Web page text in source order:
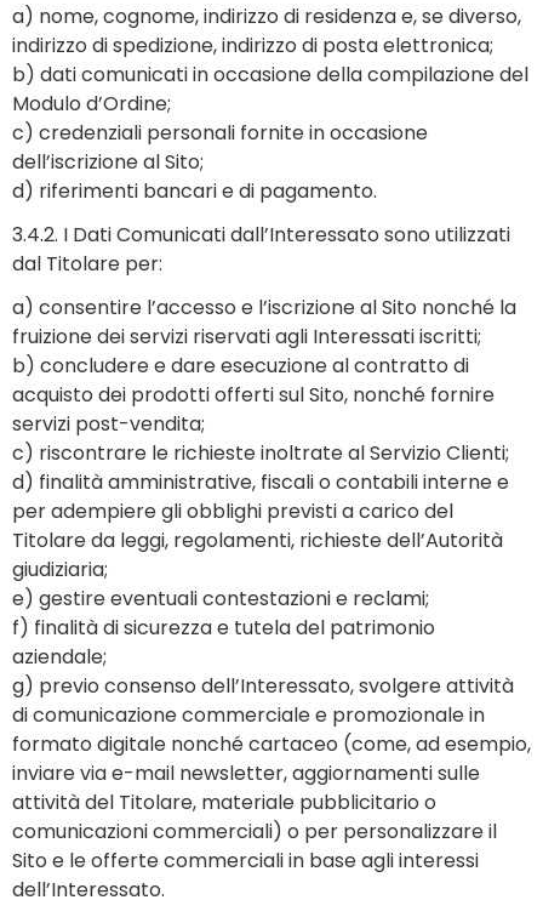
a) nome, cognome, indirizzo di residenza e, se diverso,
indirizzo di spedizione, indirizzo di posta elettronica;
b) dati comunicati in occasione della compilazione del
Modulo d’Ordine;
c) credenziali personali fornite in occasione
dell’iscrizione al Sito;
d) riferimenti bancari e di pagamento.
3.4.2. I Dati Comunicati dall’Interessato sono utilizzati
dal Titolare per:
a) consentire l’accesso e l’iscrizione al Sito nonché la
fruizione dei servizi riservati agli Interessati iscritti;
b) concludere e dare esecuzione al contratto di
acquisto dei prodotti offerti sul Sito, nonché fornire
servizi post-vendita;
c) riscontrare le richieste inoltrate al Servizio Clienti;
d) finalità amministrative, fiscali o contabili interne e
per adempiere gli obblighi previsti a carico del
Titolare da leggi, regolamenti, richieste dell’Autorità
giudiziaria;
e) gestire eventuali contestazioni e reclami;
f) finalità di sicurezza e tutela del patrimonio
aziendale;
g) previo consenso dell’Interessato, svolgere attività
di comunicazione commerciale e promozionale in
formato digitale nonché cartaceo (come, ad esempio,
inviare via e-mail newsletter, aggiornamenti sulle
attività del Titolare, materiale pubblicitario o
comunicazioni commerciali) o per personalizzare il
Sito e le offerte commerciali in base agli interessi
dell’Interessato.